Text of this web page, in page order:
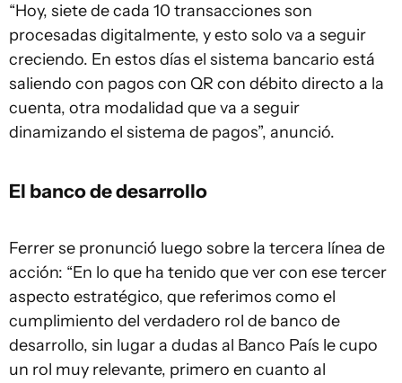
“Hoy, siete de cada 10 transacciones son
procesadas digitalmente, y esto solo va a seguir
creciendo. En estos días el sistema bancario está
saliendo con pagos con QR con débito directo a la
cuenta, otra modalidad que va a seguir
dinamizando el sistema de pagos”, anunció.
El banco de desarrollo
Ferrer se pronunció luego sobre la tercera línea de
acción: “En lo que ha tenido que ver con ese tercer
aspecto estratégico, que referimos como el
cumplimiento del verdadero rol de banco de
desarrollo, sin lugar a dudas al Banco País le cupo
un rol muy relevante, primero en cuanto al